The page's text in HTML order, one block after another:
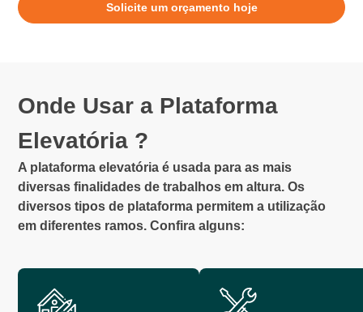
Solicite um orçamento hoje
Onde Usar a Plataforma
Elevatória ?
A plataforma elevatória é usada para as mais
diversas finalidades de trabalhos em altura. Os
diversos tipos de plataforma permitem a utilização
em diferentes ramos. Confira alguns: